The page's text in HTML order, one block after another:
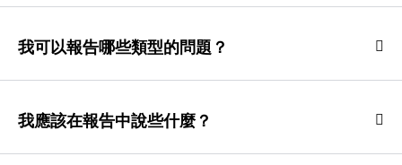
我可以報告哪些類型的問題？
我應該在報告中說些什麼？